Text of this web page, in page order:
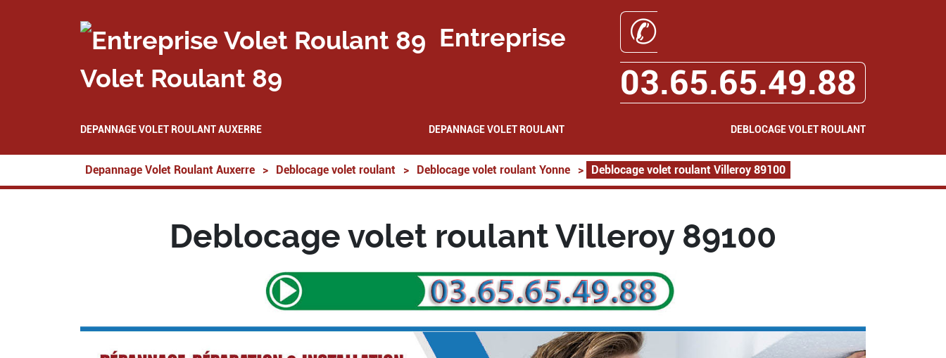
Entreprise
Volet Roulant 89
✆
03.65.65.49.88
DEPANNAGE VOLET ROULANT AUXERRE DEPANNAGE VOLET ROULANT DEBLOCAGE VOLET ROULANT
Depannage Volet Roulant Auxerre > Deblocage volet roulant > Deblocage volet roulant Yonne > Deblocage volet roulant Villeroy 89100
Deblocage volet roulant Villeroy 89100